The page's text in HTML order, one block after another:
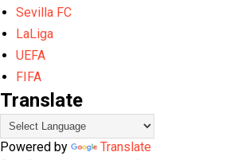
Sevilla FC
LaLiga
UEFA
FIFA
Translate
Powered by
Translate